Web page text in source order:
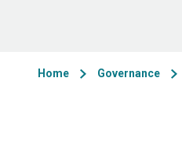
Home Governance